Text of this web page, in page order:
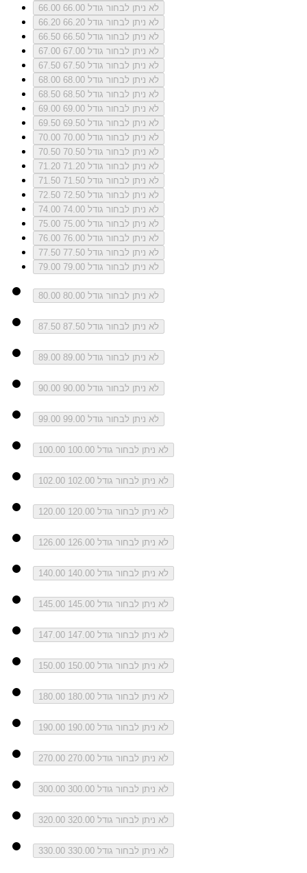
66.00
לא ניתן לבחור גודל 66.00
66.20
לא ניתן לבחור גודל 66.20
66.50
לא ניתן לבחור גודל 66.50
67.00
לא ניתן לבחור גודל 67.00
67.50
לא ניתן לבחור גודל 67.50
68.00
לא ניתן לבחור גודל 68.00
68.50
לא ניתן לבחור גודל 68.50
69.00
לא ניתן לבחור גודל 69.00
69.50
לא ניתן לבחור גודל 69.50
70.00
לא ניתן לבחור גודל 70.00
70.50
לא ניתן לבחור גודל 70.50
71.20
לא ניתן לבחור גודל 71.20
71.50
לא ניתן לבחור גודל 71.50
72.50
לא ניתן לבחור גודל 72.50
74.00
לא ניתן לבחור גודל 74.00
75.00
לא ניתן לבחור גודל 75.00
76.00
לא ניתן לבחור גודל 76.00
77.50
לא ניתן לבחור גודל 77.50
79.00
לא ניתן לבחור גודל 79.00
80.00 לא ניתן לבחור גודל 80.00
87.50 לא ניתן לבחור גודל 87.50
89.00 לא ניתן לבחור גודל 89.00
90.00 לא ניתן לבחור גודל 90.00
99.00 לא ניתן לבחור גודל 99.00
100.00 לא ניתן לבחור גודל 100.00
102.00 לא ניתן לבחור גודל 102.00
120.00 לא ניתן לבחור גודל 120.00
126.00 לא ניתן לבחור גודל 126.00
140.00 לא ניתן לבחור גודל 140.00
145.00 לא ניתן לבחור גודל 145.00
147.00 לא ניתן לבחור גודל 147.00
150.00 לא ניתן לבחור גודל 150.00
180.00 לא ניתן לבחור גודל 180.00
190.00 לא ניתן לבחור גודל 190.00
270.00 לא ניתן לבחור גודל 270.00
300.00 לא ניתן לבחור גודל 300.00
320.00 לא ניתן לבחור גודל 320.00
330.00 לא ניתן לבחור גודל 330.00